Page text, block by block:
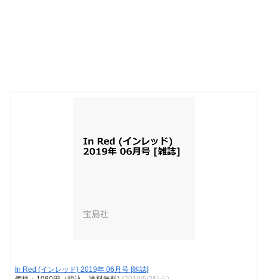
In Red (インレッド) 2019年 06月号 [雑誌]